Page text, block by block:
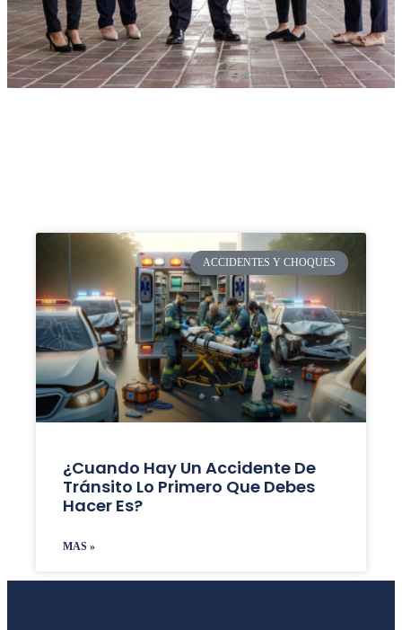
ACCIDENTES Y CHOQUES
¿Cuando Hay Un Accidente De
Tránsito Lo Primero Que Debes
Hacer Es?
MAS »